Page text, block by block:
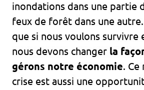
inondations dans une partie
feux de forêt dans une
que si nous voulons survivre
nous devons changer la
gérons notre économie. Ce
crise est aussi une